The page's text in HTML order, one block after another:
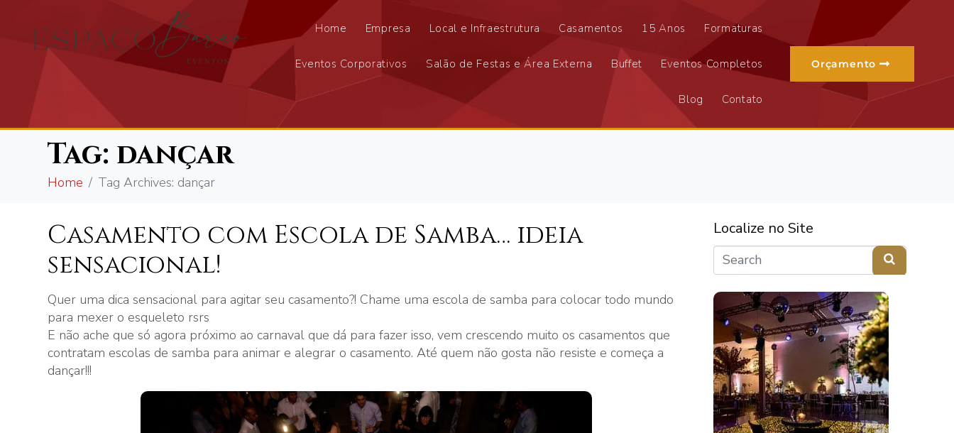
Home Empresa Local e Infraestrutura Casamentos 15 Anos Formaturas
Eventos Corporativos Salão de Festas e Área Externa Buffet Eventos Completos
Blog Contato
Orçamento
Tag: dançar
Home Tag Archives: dançar
Casamento com Escola de Samba… ideia
sensacional!
Quer uma dica sensacional para agitar seu casamento?! Chame uma escola de samba para colocar todo mundo
para mexer o esqueleto rsrs
E não ache que só agora próximo ao carnaval que dá para fazer isso, vem crescendo muito os casamentos que
contratam escolas de samba para animar e alegrar o casamento. Até quem não gosta não resiste e começa a
dançar!!!
Localize no Site